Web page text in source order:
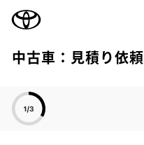
中古車：見積り依頼